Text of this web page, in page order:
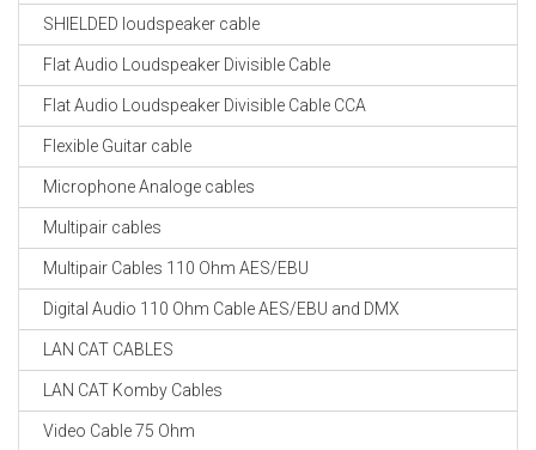
SHIELDED loudspeaker cable
Flat Audio Loudspeaker Divisible Cable
Flat Audio Loudspeaker Divisible Cable CCA
Flexible Guitar cable
Microphone Analoge cables
Multipair cables
Multipair Cables 110 Ohm AES/EBU
Digital Audio 110 Ohm Cable AES/EBU and DMX
LAN CAT CABLES
LAN CAT Komby Cables
Video Cable 75 Ohm